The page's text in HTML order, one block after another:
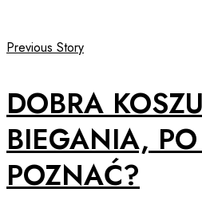
Previous Story
DOBRA
BIEGANIA,
POZNAĆ?